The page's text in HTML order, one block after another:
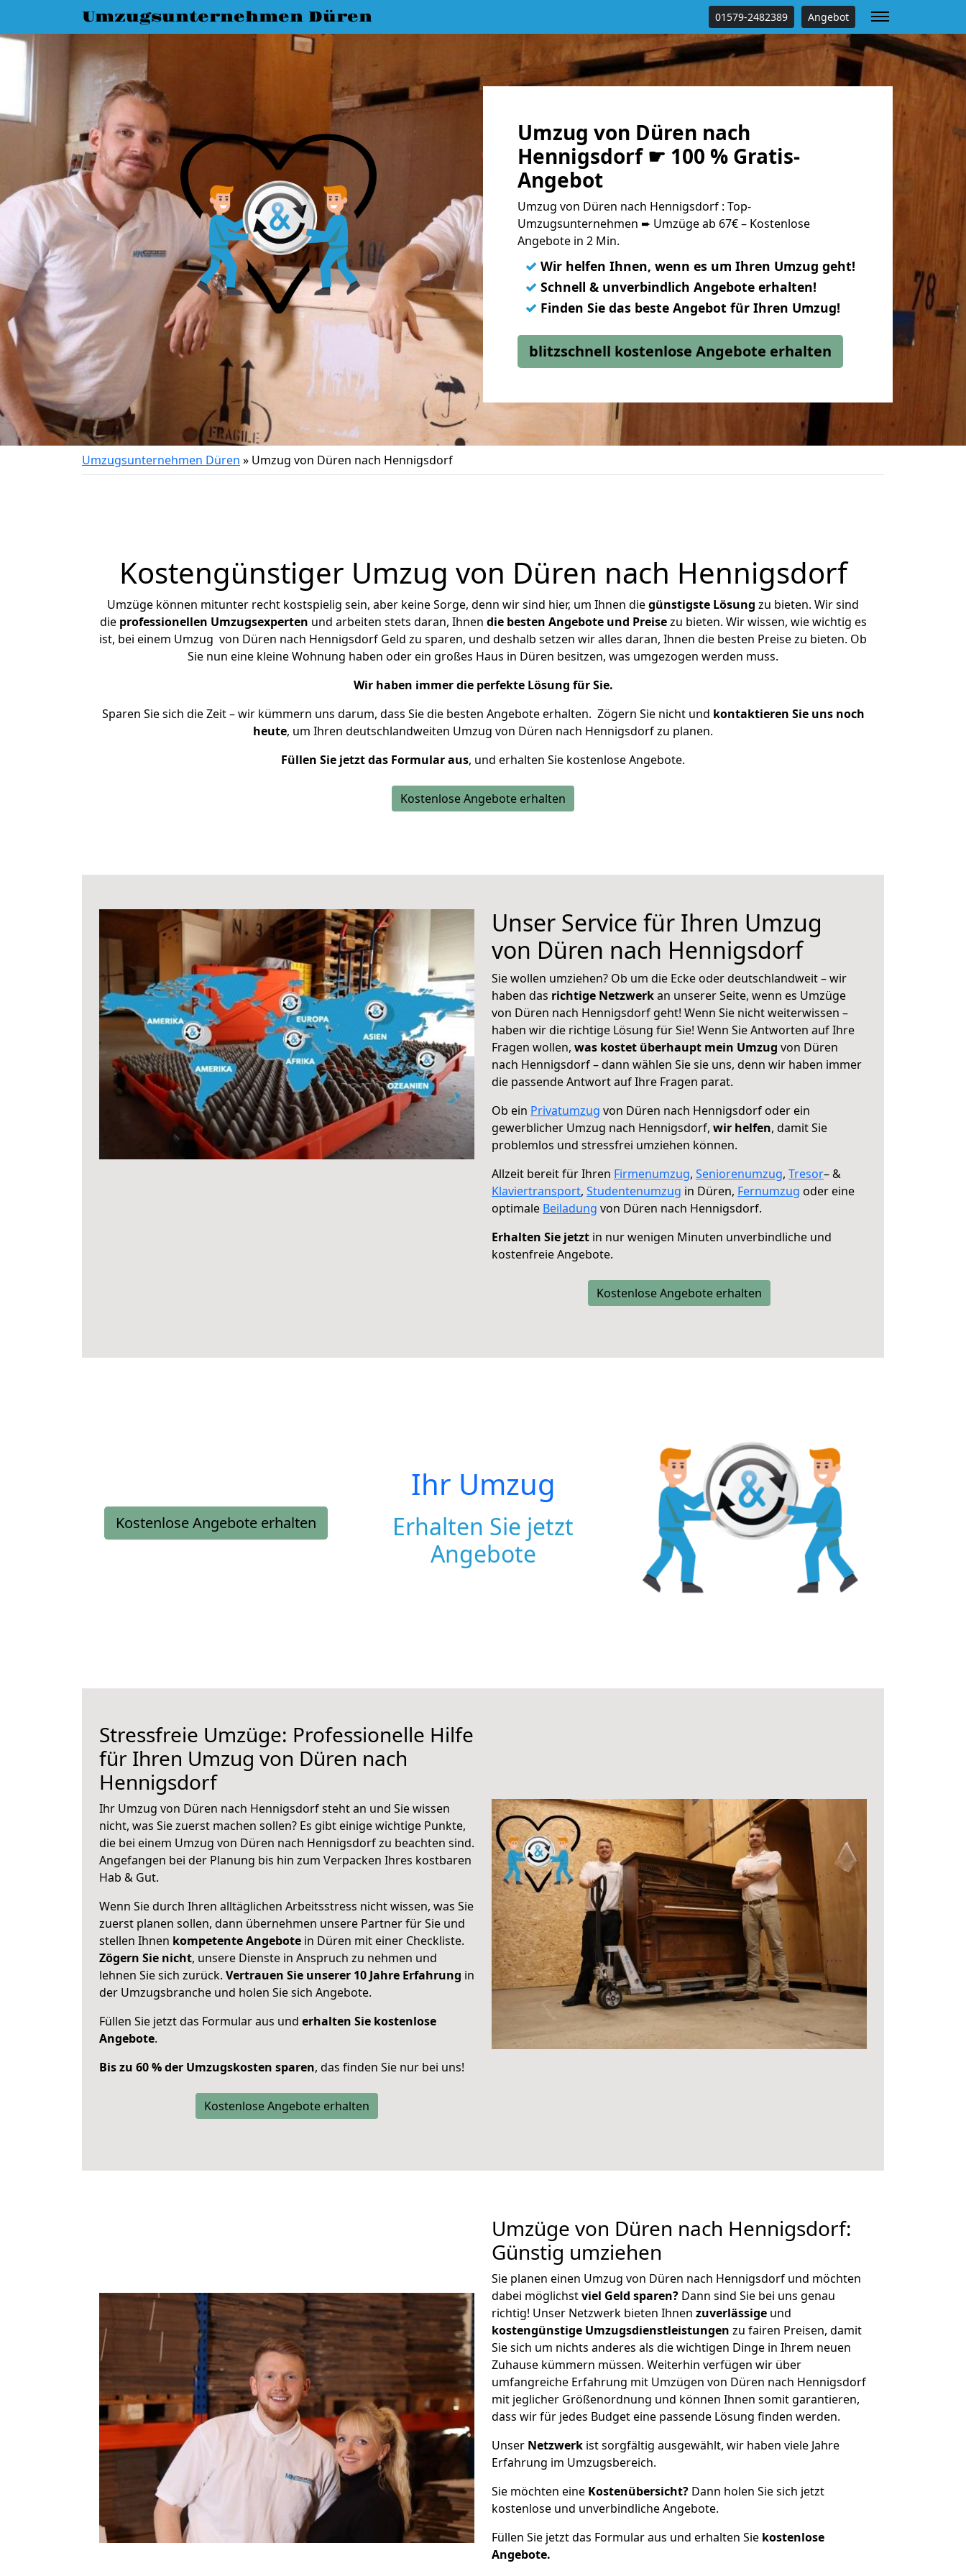
Umzugsunternehmen Düren 01579-2482389 Angebot
Umzug von Düren nach
Hennigsdorf ☛ 100 % Gratis-
Angebot
Umzug von Düren nach Hennigsdorf : Top-
Umzugsunternehmen ➨ Umzüge ab 67€ – Kostenlose
Angebote in 2 Min.
✓ Wir helfen Ihnen, wenn es um Ihren Umzug geht!
✓ Schnell & unverbindlich Angebote erhalten!
✓ Finden Sie das beste Angebot für Ihren Umzug!
blitzschnell kostenlose Angebote erhalten
Umzugsunternehmen Düren » Umzug von Düren nach Hennigsdorf
Kostengünstiger Umzug von Düren nach Hennigsdorf
Umzüge können mitunter recht kostspielig sein, aber keine Sorge, denn wir sind hier, um Ihnen diegünstigste Lösung zu bieten. Wir sind
die professionellen Umzugsexperten und arbeiten stets daran, Ihnen die besten Angebote und Preisezu bieten. Wir wissen, wie wichtig es
ist, bei einem Umzug von Düren nach Hennigsdorf Geld zu sparen, und deshalb setzen wir alles daran, Ihnen die besten Preise zu bieten. Ob
Sie nun eine kleine Wohnung haben oder ein großes Haus in Düren besitzen, was umgezogen werden muss.
Wir haben immer die perfekte Lösung für Sie.
Sparen Sie sich die Zeit – wir kümmern uns darum, dass Sie die besten Angebote erhalten. Zögern Sie nicht und kontaktieren Sie uns noch
heute, um Ihren deutschlandweiten Umzug von Düren nach Hennigsdorf zu planen.
Füllen Sie jetzt das Formular aus, und erhalten Sie kostenlose Angebote.
Kostenlose Angebote erhalten
Unser Service für Ihren Umzug
von Düren nach Hennigsdorf
Sie wollen umziehen? Ob um die Ecke oder deutschlandweit – wir
haben das richtige Netzwerkan unserer Seite, wenn es Umzüge
von Düren nach Hennigsdorf geht! Wenn Sie nicht weiterwissen –
haben wir die richtige Lösung für Sie! Wenn Sie Antworten auf Ihre
Fragen wollen, was kostet überhaupt mein Umzug von Düren
nach Hennigsdorf – dann wählen Sie sie uns, denn wir haben immer
die passende Antwort auf Ihre Fragen parat.
Ob ein Privatumzug von Düren nach Hennigsdorf oder ein
gewerblicher Umzug nach Hennigsdorf, wir helfen, damit Sie
problemlos und stressfrei umziehen können.
Allzeit bereit für Ihren Firmenumzug, Seniorenumzug, Tresor– &
Klaviertransport, Studentenumzug in Düren, Fernumzug oder eine
optimale Beiladung von Düren nach Hennigsdorf.
Erhalten Sie jetzt in nur wenigen Minuten unverbindliche und
kostenfreie Angebote.
Kostenlose Angebote erhalten
Kostenlose Angebote erhalten
Ihr Umzug
Erhalten Sie jetzt
Angebote
Stressfreie Umzüge: Professionelle Hilfe
für Ihren Umzug von Düren nach
Hennigsdorf
Ihr Umzug von Düren nach Hennigsdorf steht an und Sie wissen
nicht, was Sie zuerst machen sollen? Es gibt einige wichtige Punkte,
die bei einem Umzug von Düren nach Hennigsdorf zu beachten sind.
Angefangen bei der Planung bis hin zum Verpacken Ihres kostbaren
Hab & Gut.
Wenn Sie durch Ihren alltäglichen Arbeitsstress nicht wissen, was Sie
zuerst planen sollen, dann übernehmen unsere Partner für Sie und
stellen Ihnen kompetente Angebote in Düren mit einer Checkliste.
Zögern Sie nicht, unsere Dienste in Anspruch zu nehmen und
lehnen Sie sich zurück. Vertrauen Sie unserer 10 Jahre Erfahrung in
der Umzugsbranche und holen Sie sich Angebote.
Füllen Sie jetzt das Formular aus und erhalten Sie kostenlose
Angebote.
Bis zu 60 % der Umzugskosten sparen, das finden Sie nur bei uns!
Kostenlose Angebote erhalten
Umzüge von Düren nach Hennigsdorf:
Günstig umziehen
Sie planen einen Umzug von Düren nach Hennigsdorf und möchten
dabei möglichstviel Geld sparen? Dann sind Sie bei uns genau
richtig! Unser Netzwerk bieten Ihnen zuverlässige und
kostengünstige Umzugsdienstleistungen zu fairen Preisen, damit
Sie sich um nichts anderes als die wichtigen Dinge in Ihrem neuen
Zuhause kümmern müssen. Weiterhin verfügen wir über
umfangreiche Erfahrung mit Umzügen von Düren nach Hennigsdorf
mit jeglicher Größenordnung und können Ihnen somit garantieren,
dass wir für jedes Budget eine passende Lösung finden werden.
Unser Netzwerk ist sorgfältig ausgewählt, wir haben viele Jahre
Erfahrung im Umzugsbereich.
Sie möchten eine Kostenübersicht? Dann holen Sie sich jetzt
kostenlose und unverbindliche Angebote.
Füllen Sie jetzt das Formular aus und erhalten Sie kostenlose
Angebote.